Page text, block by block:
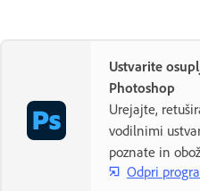
Ustvarite
Photoshop
Urejajte,
vodilnimi
poznate in
Odpri